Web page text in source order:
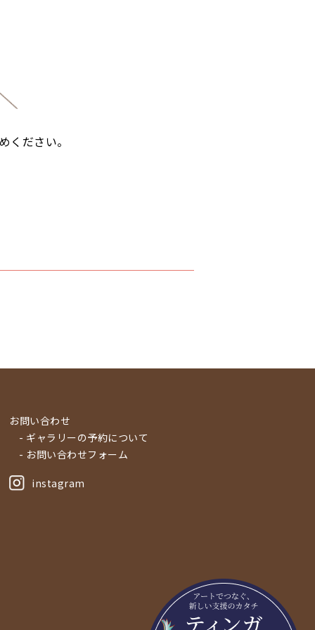
ください。
お問い合わせ
- ギャラリーの予約について
- お問い合わせフォーム
instagram